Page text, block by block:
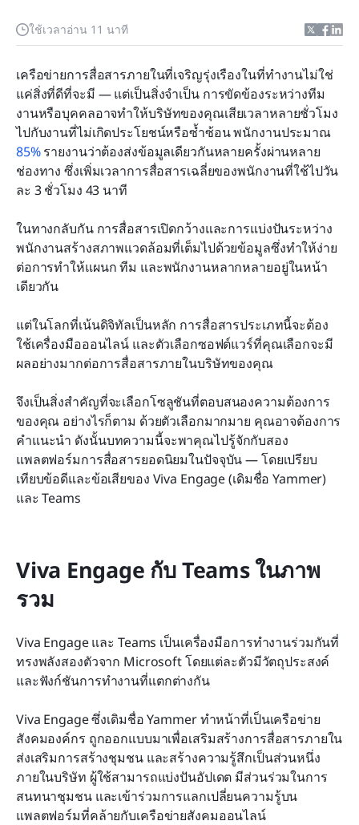
ใช้เวลาอ่าน 11 นาที
เครือข่ายการสื่อสารภายในที่เจริญรุ่งเรืองในที่ทำงานไม่ใช่
แค่สิ่งที่ดีที่จะมี — แต่เป็นสิ่งจำเป็น การขัดข้องระหว่างทีม
งานหรือบุคคลอาจทำให้บริษัทของคุณเสียเวลาหลายชั่วโมง
ไปกับงานที่ไม่เกิดประโยชน์หรือซ้ำซ้อน พนักงานประมาณ
85% รายงานว่าต้องส่งข้อมูลเดียวกันหลายครั้งผ่านหลาย
ช่องทาง ซึ่งเพิ่มเวลาการสื่อสารเฉลี่ยของพนักงานที่ใช้ไปวัน
ละ 3 ชั่วโมง 43 นาที
ในทางกลับกัน การสื่อสารเปิดกว้างและการแบ่งปันระหว่าง
พนักงานสร้างสภาพแวดล้อมที่เต็มไปด้วยข้อมูลซึ่งทำให้ง่าย
ต่อการทำให้แผนก ทีม และพนักงานหลากหลายอยู่ในหน้า
เดียวกัน
แต่ในโลกที่เน้นดิจิทัลเป็นหลัก การสื่อสารประเภทนี้จะต้อง
ใช้เครื่องมือออนไลน์ และตัวเลือกซอฟต์แวร์ที่คุณเลือกจะมี
ผลอย่างมากต่อการสื่อสารภายในบริษัทของคุณ
จึงเป็นสิ่งสำคัญที่จะเลือกโซลูชันที่ตอบสนองความต้องการ
ของคุณ อย่างไรก็ตาม ด้วยตัวเลือกมากมาย คุณอาจต้องการ
คำแนะนำ ดังนั้นบทความนี้จะพาคุณไปรู้จักกับสอง
แพลตฟอร์มการสื่อสารยอดนิยมในปัจจุบัน — โดยเปรียบ
เทียบข้อดีและข้อเสียของ Viva Engage (เดิมชื่อ Yammer)
และ Teams
Viva Engage กับ Teams ในภาพ
รวม
Viva Engage และ Teams เป็นเครื่องมือการทำงานร่วมกันที่
ทรงพลังสองตัวจาก Microsoft โดยแต่ละตัวมีวัตถุประสงค์
และฟังก์ชันการทำงานที่แตกต่างกัน
Viva Engage ซึ่งเดิมชื่อ Yammer ทำหน้าที่เป็นเครือข่าย
สังคมองค์กร ถูกออกแบบมาเพื่อเสริมสร้างการสื่อสารภายใน
ส่งเสริมการสร้างชุมชน และสร้างความรู้สึกเป็นส่วนหนึ่ง
ภายในบริษัท ผู้ใช้สามารถแบ่งปันอัปเดต มีส่วนร่วมในการ
สนทนาชุมชน และเข้าร่วมการแลกเปลี่ยนความรู้บน
แพลตฟอร์มที่คล้ายกับเครือข่ายสังคมออนไลน์
อันไหนมีราคาที่ดีที่สุด?
บริการลูกค้าของที่ไหนดีที่สุด?
อันไหนใช้งานง่ายที่สุด?
อันไหนปลอดภัยและเป็นไปตามข้อกำหนดมากที่สุด?
ผู้ใช้คนอื่นพูดว่าอะไร?
อันไหนเหมาะกับคุณ?